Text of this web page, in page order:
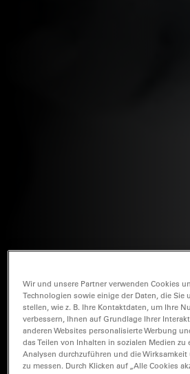
Wir und unsere Partner verwenden Cookies
Technologien sowie einige der Daten, die Sie
stellen, wie z. B. Ihre Kontaktdaten, um Ihre
verbessern, Ihnen auf Grundlage Ihrer
anderen Websites personalisierte Werbung
das Teilen von Inhalten in sozialen Medien zu
Analysen durchzuführen und die Wirksamkeit
zu messen. Durch Klicken auf „Alle Cookies